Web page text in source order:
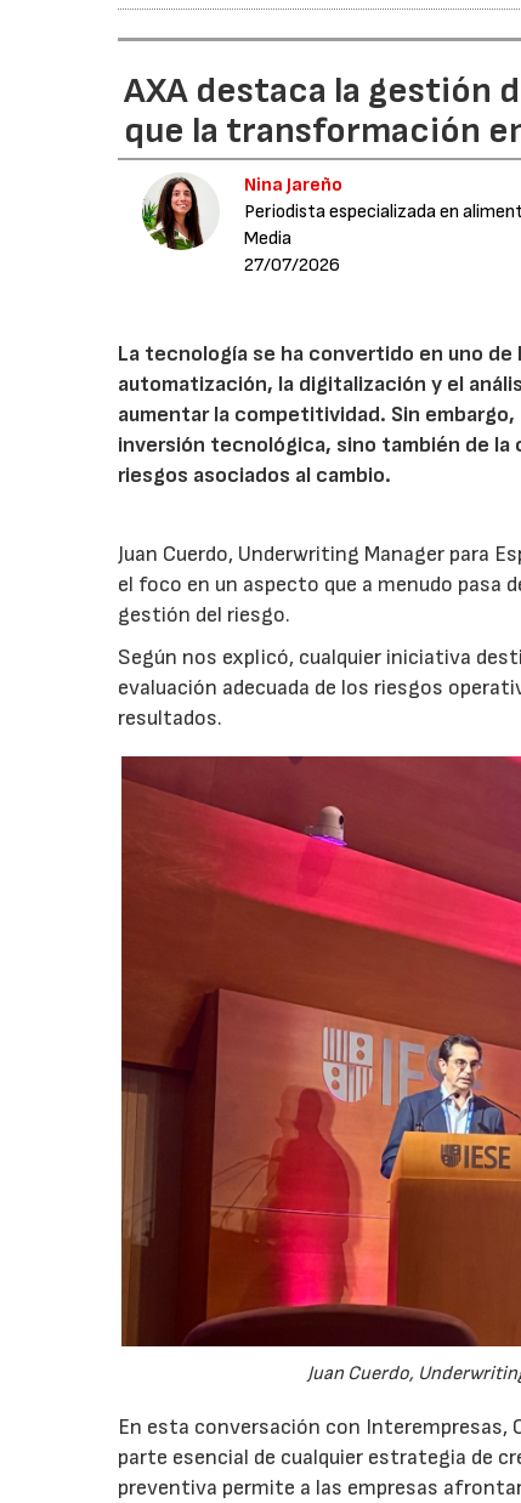
AXA destaca la gestión
que la transformación
Nina Jareño
Periodista especializada en
Media
27/07/2026
La tecnología se ha convertido en uno
automatización, la digitalización y el
aumentar la competitividad. Sin
inversión tecnológica, sino también de
riesgos asociados al cambio.
Juan Cuerdo, Underwriting Manager para
el foco en un aspecto que a menudo pasa
gestión del riesgo.
Según nos explicó, cualquier iniciativa
evaluación adecuada de los riesgos
resultados.
Juan Cuerdo,
En esta conversación con Interempresas,
parte esencial de cualquier estrategia de
preventiva permite a las empresas